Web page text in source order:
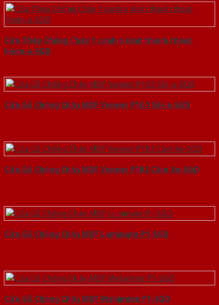
Cửa Thép Chống Cháy 1 canh o kinh thanh thoat
hiem-a-SGD
Cửa Gỗ Chống Cháy MDF Veneer P1G1 Sồi-a-SGD
Cửa Gỗ Chống Cháy MDF Veneer P1R2 Căm Xe-SGD
Cửa Gỗ Chống Cháy MDF Laminate P1-SGD
Cửa Gỗ Chống Cháy MDF Melamine P1-SGD